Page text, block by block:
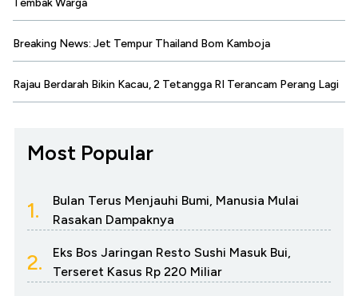
Tembak Warga
Breaking News: Jet Tempur Thailand Bom Kamboja
Rajau Berdarah Bikin Kacau, 2 Tetangga RI Terancam Perang Lagi
Most Popular
1.
Bulan Terus Menjauhi Bumi, Manusia Mulai
Rasakan Dampaknya
2.
Eks Bos Jaringan Resto Sushi Masuk Bui,
Terseret Kasus Rp 220 Miliar